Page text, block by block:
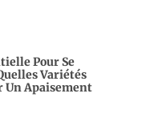
Pour Se
Variétés
Un Apaisement